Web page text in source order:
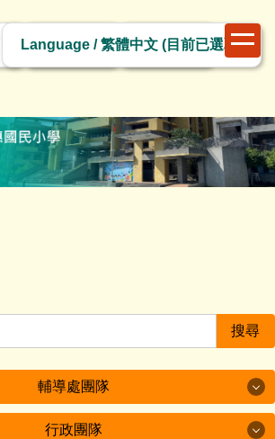
網站導覽 網站管理
切
語
搜尋
輔導處團隊
行政團隊